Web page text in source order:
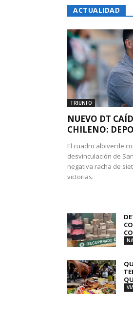
ACTUALIDAD
TRIUNFO
NUEVO DT
CHILENO:
El cuadro albiverde
desvinculación de
negativa racha de
victorias.